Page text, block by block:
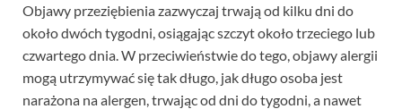
Objawy przeziębienia zazwyczaj trwają od kilku dni do
około dwóch tygodni, osiągając szczyt około trzeciego lub
czwartego dnia. W przeciwieństwie do tego, objawy alergii
mogą utrzymywać się tak długo, jak długo osoba jest
narażona na alergen, trwając od dni do tygodni, a nawet